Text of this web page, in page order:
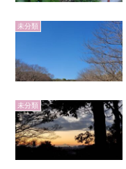
未分類
未分類